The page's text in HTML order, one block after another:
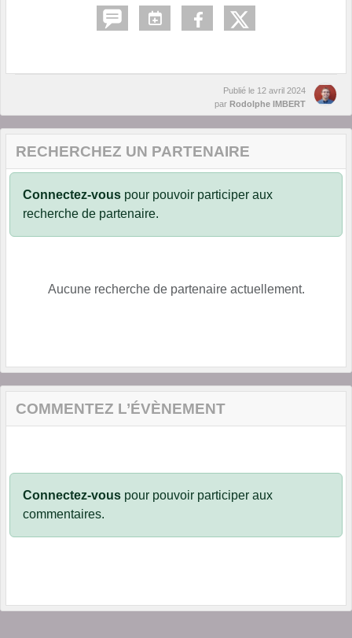
Publié le 12 avril 2024
par Rodolphe IMBERT
RECHERCHEZ UN PARTENAIRE
Connectez-vous pour pouvoir participer aux
recherche de partenaire.
Aucune recherche de partenaire actuellement.
COMMENTEZ L’ÉVÈNEMENT
Connectez-vous pour pouvoir participer aux
commentaires.